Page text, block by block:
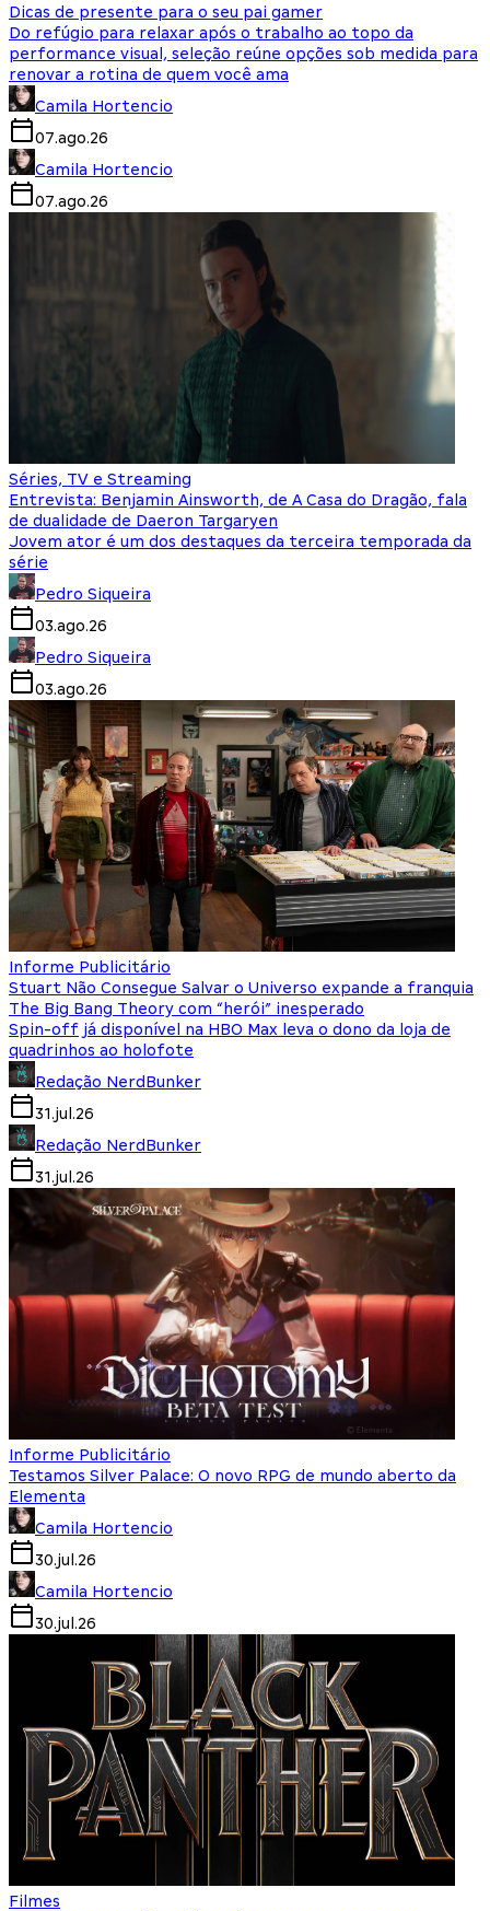
Dicas de presente para o seu pai gamer
Do refúgio para relaxar após o trabalho ao topo da
performance visual, seleção reúne opções sob medida para
renovar a rotina de quem você ama
Camila Hortencio
07.ago.26
Camila Hortencio
07.ago.26
Séries, TV e Streaming
Entrevista: Benjamin Ainsworth, de A Casa do Dragão, fala
de dualidade de Daeron Targaryen
Jovem ator é um dos destaques da terceira temporada da
série
Pedro Siqueira
03.ago.26
Pedro Siqueira
03.ago.26
Informe Publicitário
Stuart Não Consegue Salvar o Universo expande a franquia
The Big Bang Theory com “herói” inesperado
Spin-off já disponível na HBO Max leva o dono da loja de
quadrinhos ao holofote
Redação NerdBunker
31.jul.26
Redação NerdBunker
31.jul.26
Informe Publicitário
Testamos Silver Palace: O novo RPG de mundo aberto da
Elementa
Camila Hortencio
30.jul.26
Camila Hortencio
30.jul.26
Filmes